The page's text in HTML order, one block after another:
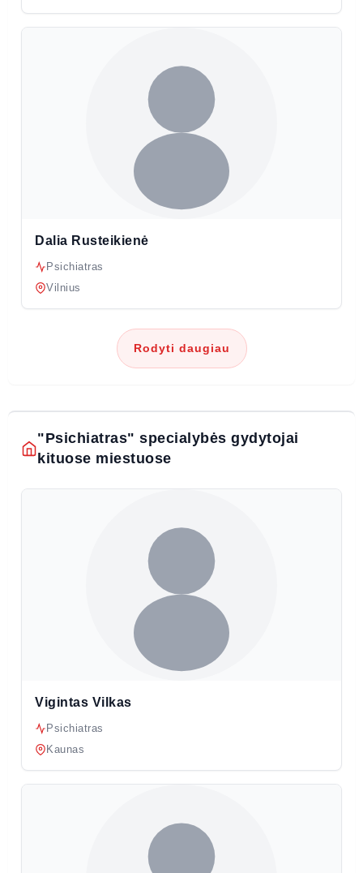
Dalia Rusteikienė
Psichiatras
Vilnius
Rodyti daugiau
"Psichiatras" specialybės gydytojai
kituose miestuose
Vigintas Vilkas
Psichiatras
Kaunas